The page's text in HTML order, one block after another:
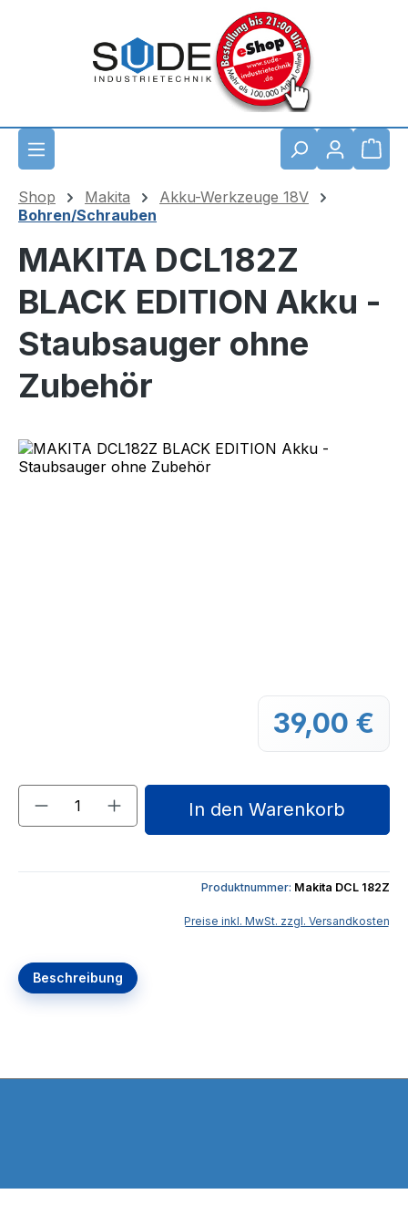
Shop Makita
Akku-Werkzeuge 18V
Bohren/Schrauben
MAKITA DCL182Z
BLACK EDITION Akku -
Staubsauger ohne
Zubehör
Bildergalerie überspringen
39,00 €
Produkt Anzahl: Gib den gewünschten
In den Warenkorb
Produktnummer: Makita DCL 182Z
Preise inkl. MwSt. zzgl. Versandkosten
Beschreibung